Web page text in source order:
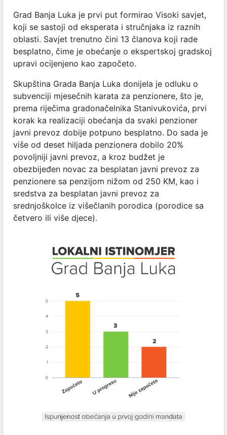
Grad Banja Luka je prvi put formirao Visoki savjet,
koji se sastoji od eksperata i stručnjaka iz raznih
oblasti. Savjet trenutno čini 13 članova koji rade
besplatno, čime je obećanje o ekspertskoj gradskoj
upravi ocijenjeno kao započeto.
Skupština Grada Banja Luka donijela je odluku o
subvenciji mjesečnih karata za penzionere, što je,
prema riječima gradonačelnika Stanivukovića, prvi
korak ka realizaciji obećanja da svaki penzioner
javni prevoz dobije potpuno besplatno. Do sada je
više od deset hiljada penzionera dobilo 20%
povoljniji javni prevoz, a kroz budžet je
obezbijeđen novac za besplatan javni prevoz za
penzionere sa penzijom nižom od 250 KM, kao i
sredstva za besplatan javni prevoz za
srednjoškolce iz višečlanih porodica (porodice sa
četvero ili više djece).